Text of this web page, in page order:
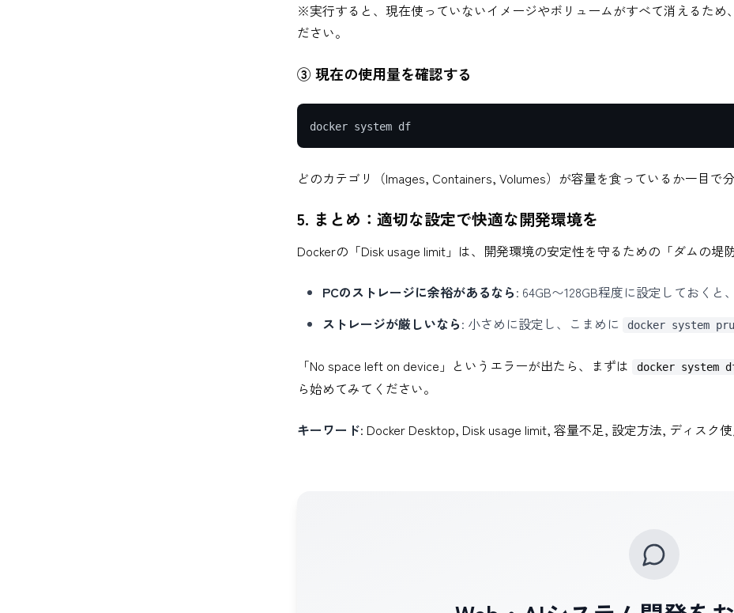
※実行すると、現在使っていないイメージやボリュームがすべて消えるため
ださい。
③ 現在の使用量を確認する
どのカテゴリ（Images, Containers, Volumes）が容量を食っているか一目で
5. まとめ：適切な設定で快適な開発環境を
Dockerの「Disk usage limit」は、開発環境の安定性を守るための「ダムの堤
PCのストレージに余裕があるなら: 64GB〜128GB程度に設定しておく
ストレージが厳しいなら: 小さめに設定し、こまめに docker system
「No space left on device」というエラーが出たら、まずは docker system
ら始めてみてください。
キーワード: Docker Desktop, Disk usage limit, 容量不足, 設定方法, ディスク